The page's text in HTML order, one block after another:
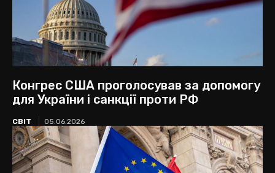
Конгрес США проголосував за допомогу
для України і санкції проти РФ
СВІТ 05.06.2026